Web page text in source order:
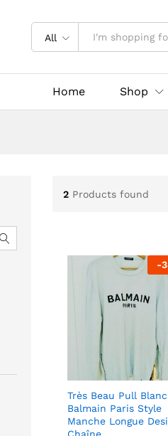
All
Home Shop
2 Products found
-
Très Beau Pull Blanc
Balmain Paris Style
Manche Longue